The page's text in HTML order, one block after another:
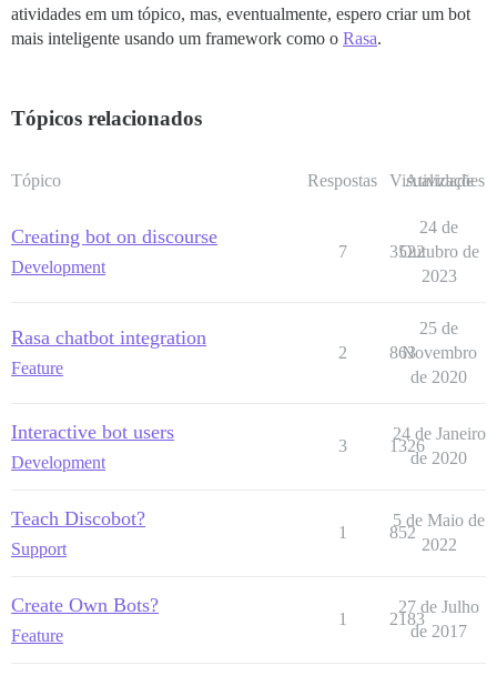
atividades em um tópico, mas, eventualmente, espero criar um bot
mais inteligente usando um framework como o Rasa.
Tópicos relacionados
Tópico Respostas Visualizações
Atividade
Creating bot on discourse
Development
7 3522
24 de
Outubro de
2023
Rasa chatbot integration
Feature
2 863
25 de
Novembro
de 2020
Interactive bot users
Development
3 1326
24 de Janeiro
de 2020
Teach Discobot?
Support
1 852
5 de Maio de
2022
Create Own Bots?
Feature
1 2183
27 de Julho
de 2017